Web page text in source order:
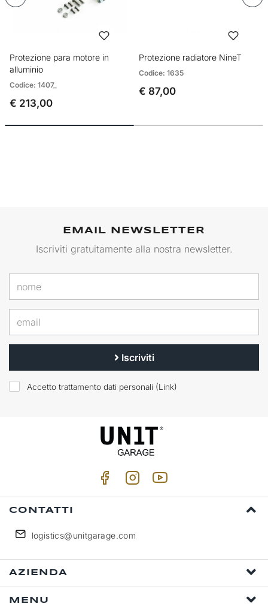
Protezione para motore in
alluminio
Codice: 1407_
€ 213,00
Protezione radiatore NineT
Codice: 1635
€ 87,00
EMAIL NEWSLETTER
Iscriviti gratuitamente alla nostra newsletter.
Iscriviti
Accetto trattamento dati personali (Link)
CONTATTI
logistics@unitgarage.com
AZIENDA
MENU